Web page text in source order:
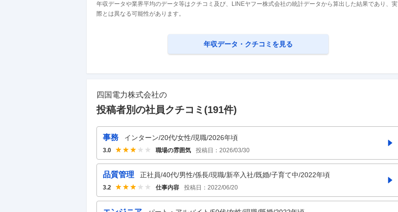
年収データや業界平均のデータ等はクチコミ及び、LINEヤフー株式会社の統計データから算出した結果であり、実
際とは異なる可能性があります。
年収データ・クチコミを見る
四国電力株式会社の
投稿者別の社員クチコミ(191件)
事務 インターン/20代/女性/現職/2026年頃
3.0 職場の雰囲気 投稿日： 2026/03/30
品質管理 正社員/40代/男性/係長/現職/新卒入社/既婚/子育て中/2022年頃
3.2 仕事内容 投稿日： 2022/06/20